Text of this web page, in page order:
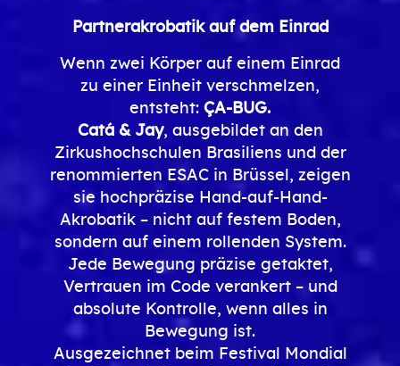
Partnerakrobatik auf dem Einrad
Wenn zwei Körper auf einem Einrad
zu einer Einheit verschmelzen,
entsteht: ÇA-BUG.
Catá & Jay, ausgebildet an den
Zirkushochschulen Brasiliens und der
renommierten ESAC in Brüssel, zeigen
sie hochpräzise Hand-auf-Hand-
Akrobatik – nicht auf festem Boden,
sondern auf einem rollenden System.
Jede Bewegung präzise getaktet,
Vertrauen im Code verankert – und
absolute Kontrolle, wenn alles in
Bewegung ist.
Ausgezeichnet beim Festival Mondial